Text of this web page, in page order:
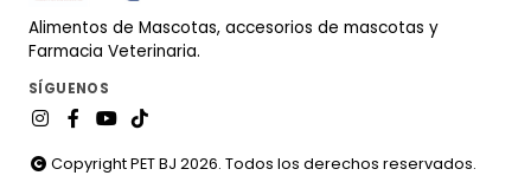
Alimentos de Mascotas, accesorios de mascotas y
Farmacia Veterinaria.
SÍGUENOS
Copyright PET BJ 2026. Todos los derechos reservados.